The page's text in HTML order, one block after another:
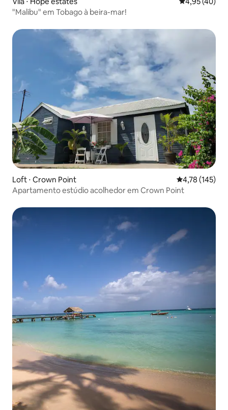
"Malibu" em Tobago à beira-mar!
Loft ⋅ Crown Point 4,78 de uma
4,78 (145)
Apartamento estúdio acolhedor em Crown Point